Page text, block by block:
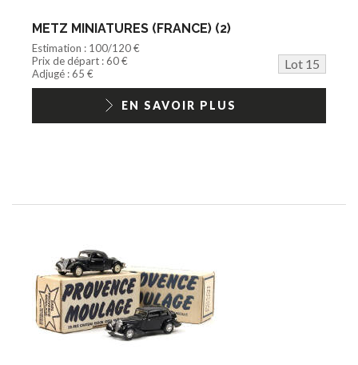
METZ MINIATURES (FRANCE) (2)
Estimation : 100/120 €
Prix de départ : 60 €
Lot 15
Adjugé : 65 €
EN SAVOIR PLUS